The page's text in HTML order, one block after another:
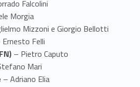
Falcolini
Morgia
Mizzoni e Giorgio Bellotti
Ernesto Felli
– Pietro Caputo
Mari
– Adriano Elia